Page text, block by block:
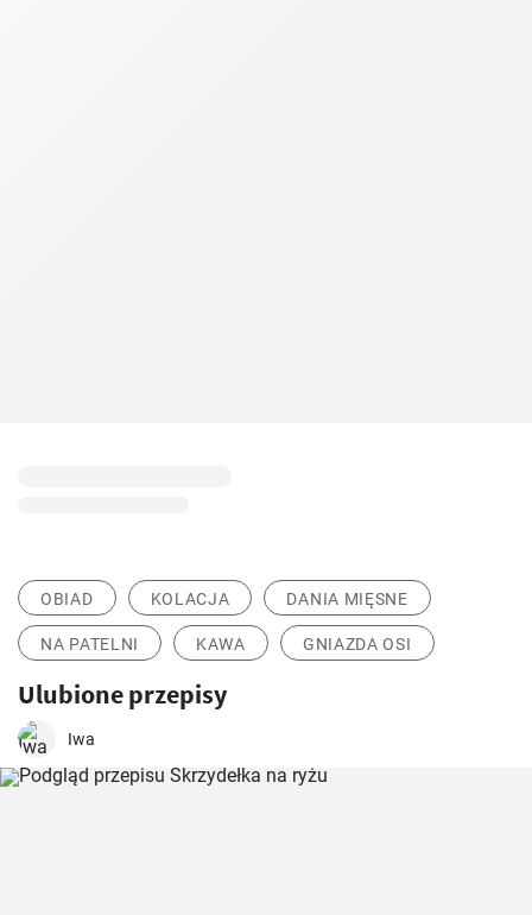
OBIAD KOLACJA DANIA MIĘSNE
NA PATELNI KAWA GNIAZDA OSI
Ulubione przepisy
Iwa